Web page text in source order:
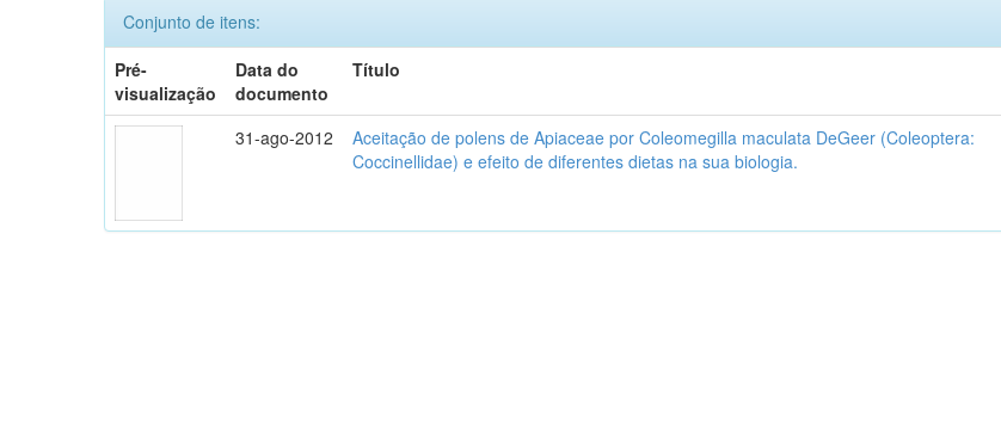
Conjunto de itens:
Pré-
visualização
Data do
documento
Título
31-ago-2012
Aceitação de polens de Apiaceae por Coleomegilla maculata DeGeer (Coleoptera:
Coccinellidae) e efeito de diferentes dietas na sua biologia.